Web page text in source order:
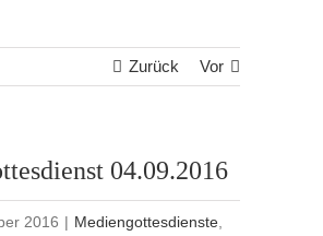
Zurück Vor
04.09.2016
2016 | Mediengottesdienste,